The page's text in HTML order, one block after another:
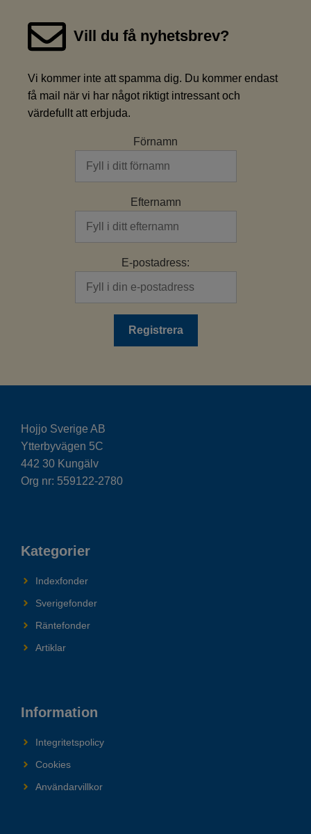
Vill du få nyhetsbrev?
Vi kommer inte att spamma dig. Du kommer endast
få mail när vi har något riktigt intressant och
värdefullt att erbjuda.
Förnamn
Efternamn
E-postadress:
Hojjo Sverige AB
Ytterbyvägen 5C
442 30 Kungälv
Org nr: 559122-2780
Kategorier
Indexfonder
Sverigefonder
Räntefonder
Artiklar
Information
Integritetspolicy
Cookies
Användarvillkor